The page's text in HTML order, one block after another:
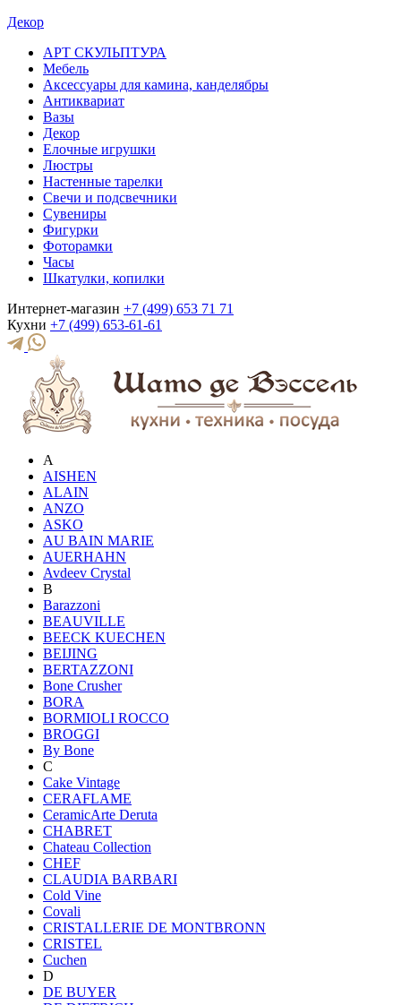
Декор
АРТ СКУЛЬПТУРА
Мебель
Аксессуары для камина, канделябры
Антиквариат
Вазы
Декор
Елочные игрушки
Люстры
Настенные тарелки
Свечи и подсвечники
Сувениры
Фигурки
Фоторамки
Часы
Шкатулки, копилки
Интернет-магазин +7 (499) 653 71 71
Кухни +7 (499) 653-61-61
A
AISHEN
ALAIN
ANZO
ASKO
AU BAIN MARIE
AUERHAHN
Avdeev Crystal
B
Barazzoni
BEAUVILLE
BEECK KUECHEN
BEIJING
BERTAZZONI
Bone Crusher
BORA
BORMIOLI ROCCO
BROGGI
By Bone
C
Cake Vintage
CERAFLAME
CeramicArte Deruta
CHABRET
Chateau Collection
CHEF
CLAUDIA BARBARI
Cold Vine
Covali
CRISTALLERIE DE MONTBRONN
CRISTEL
Cuchen
D
DE BUYER